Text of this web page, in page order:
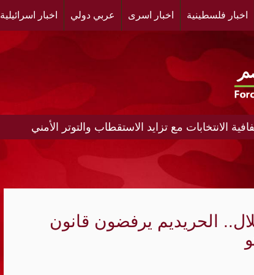
اخبار فلسطينية اخبار اسرى عربي دولي اخبار اسرائيلية
الانتخابات مع تزايد الاستقطاب والتوتر الأمني
لوقف الحرب واعتراضات متصاعدة
..انسحاب قوات الاحتلال من مخيم قلنديا وكفر عقب..
في قطاع غزة بعد الانسحاب
واليمن
الحريديم يرفضون قانون